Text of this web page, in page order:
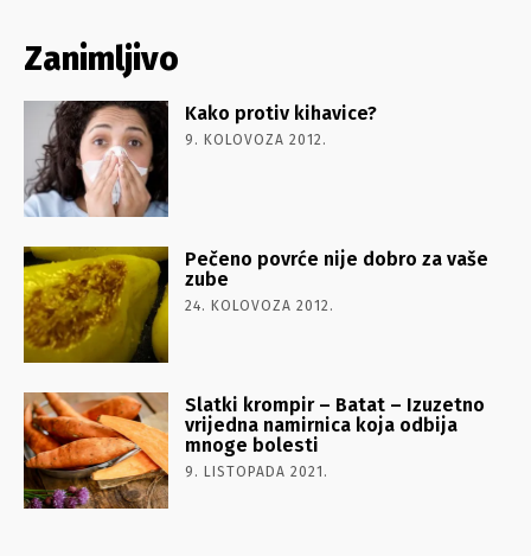
Zanimljivo
Kako protiv kihavice?
9. KOLOVOZA 2012.
Pečeno povrće nije dobro za vaše
zube
24. KOLOVOZA 2012.
Slatki krompir – Batat – Izuzetno
vrijedna namirnica koja odbija
mnoge bolesti
9. LISTOPADA 2021.